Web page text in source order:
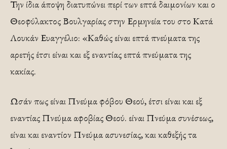
Την ίδια άποψη διατυπώνει περί των επτά δαιμο­νίων και ο
Θεοφύλακτος Βουλγαρίας στην Ερμηνεία του στο Κατά
Λουκάν Ευαγγέλιο: «Καθώς είναι επτά πνεύματα της
αρετής έτσι είναι και εξ εναντίας επτά πνεύματα της
κακίας.
Ωσάν πως είναι Πνεύμα φόβου Θεού, έτσι είναι και εξ
εναντίας Πνεύμα αφοβίας Θε­ού. είναι Πνεύμα συνέσεως,
είναι και εναντίον Πνεύ­μα ασυνεσίας, και καθεξής τα